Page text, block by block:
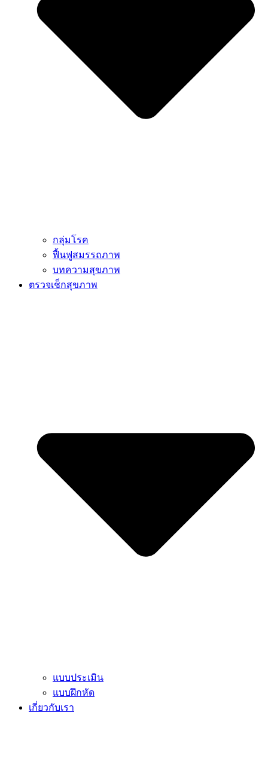
กลุ่มโรค
ฟื้นฟูสมรรถภาพ
บทความสุขภาพ
ตรวจเช็กสุขภาพ
แบบประเมิน
แบบฝึกหัด
เกี่ยวกับเรา